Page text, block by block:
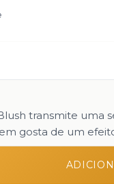
transmite uma
gosta de um